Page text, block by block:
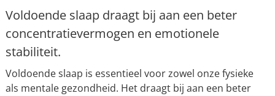
Voldoende slaap draagt bij aan een beter
concentratievermogen en emotionele
stabiliteit.
Voldoende slaap is essentieel voor zowel onze fysieke
als mentale gezondheid. Het draagt bij aan een beter